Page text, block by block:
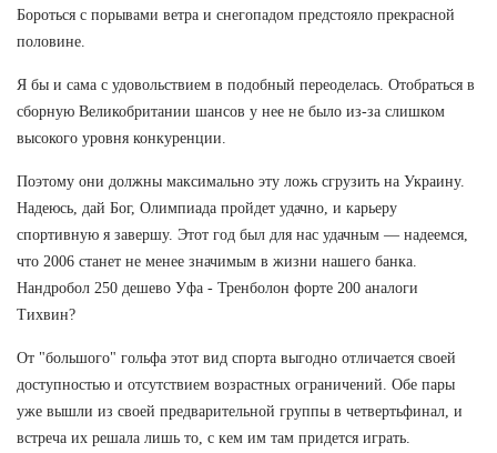
Бороться с порывами ветра и снегопадом предстояло прекрасной
половине.
Я бы и сама с удовольствием в подобный переоделась. Отобраться в
сборную Великобритании шансов у нее не было из-за слишком
высокого уровня конкуренции.
Поэтому они должны максимально эту ложь сгрузить на Украину.
Надеюсь, дай Бог, Олимпиада пройдет удачно, и карьеру
спортивную я завершу. Этот год был для нас удачным — надеемся,
что 2006 станет не менее значимым в жизни нашего банка.
Нандробол 250 дешево Уфа - Тренболон форте 200 аналоги
Тихвин?
От "большого" гольфа этот вид спорта выгодно отличается своей
доступностью и отсутствием возрастных ограничений. Обе пары
уже вышли из своей предварительной группы в четвертьфинал, и
встреча их решала лишь то, с кем им там придется играть.